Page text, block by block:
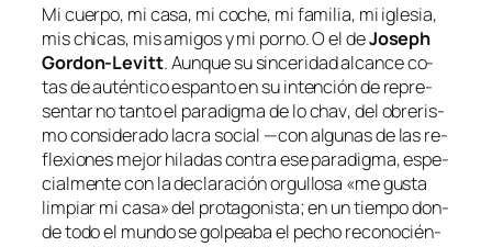
Mi cuer­po, mi ca­sa, mi co­che, mi fa­mi­lia, mi igle­sia,
mis chi­cas, mis ami­gos y mi porno. O el deJoseph
Gordon-Levitt. Aunque su sin­ce­ri­dad al­can­ce co­
tas de au­tén­ti­co es­pan­to en su in­ten­ción de re­pre­
sen­tar no tan­to el pa­ra­dig­ma de lochav, del obre­ris­
mo con­si­de­ra­do la­cra so­cial —con al­gu­nas de las re­
fle­xio­nes me­jor hi­la­das con­tra ese pa­ra­dig­ma, es­pe­
cial­men­te con la de­cla­ra­ción or­gu­llo­sa «me gus­ta
lim­piar mi ca­sa» del pro­ta­go­nis­ta; en un tiem­po don­
de to­do el mun­do se gol­pea­ba el pe­cho re­co­no­cién­